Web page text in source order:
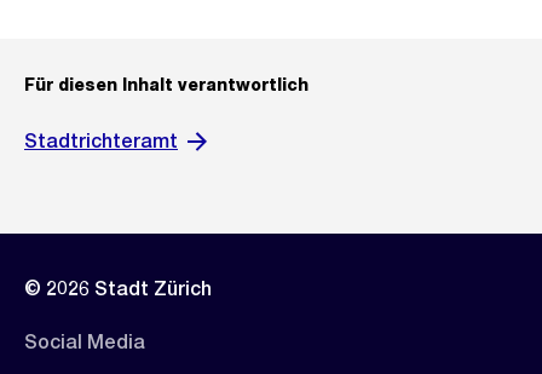
Für diesen Inhalt verantwortlich
Stadtrichteramt
© 2026 Stadt Zürich
Social Media